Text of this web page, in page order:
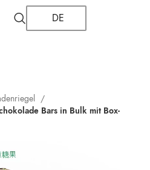
DE
Bars in Bulk mit Box-